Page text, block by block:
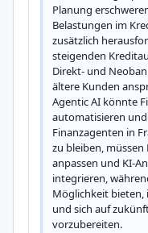
Planung
Belastungen im
zusätzlich
steigenden
Direkt- und
ältere Kunden
Agentic AI könnte
automatisieren und
Finanzagenten in
zu bleiben,
anpassen und KI-
integrieren,
Möglichkeit bieten,
und sich auf
vorzubereiten.